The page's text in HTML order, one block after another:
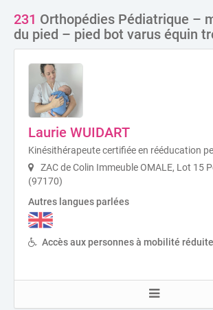
231 Orthopédies Pédiatrique –
du pied – pied bot varus équin
Laurie WUIDART
Kinésithérapeute certifiée en rééducation
ZAC de Colin Immeuble OMALE, Lot 15
(97170)
Autres langues parlées
Accès aux personnes à mobilité réduite